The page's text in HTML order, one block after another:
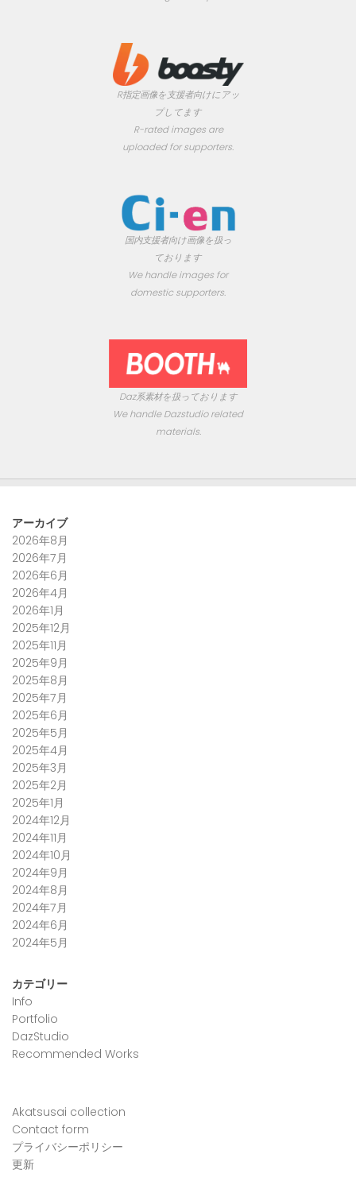
R指定画像を支援者向けにアッ
プしてます
R-rated images are
uploaded for supporters.
国内支援者向け画像を扱っ
ております
We handle images for
domestic supporters.
Daz系素材を扱っております
We handle Dazstudio related
materials.
アーカイブ
2026年8月
2026年7月
2026年6月
2026年4月
2026年1月
2025年12月
2025年11月
2025年9月
2025年8月
2025年7月
2025年6月
2025年5月
2025年4月
2025年3月
2025年2月
2025年1月
2024年12月
2024年11月
2024年10月
2024年9月
2024年8月
2024年7月
2024年6月
2024年5月
カテゴリー
Info
Portfolio
DazStudio
Recommended Works
Akatsusai collection
Contact form
プライバシーポリシー
更新